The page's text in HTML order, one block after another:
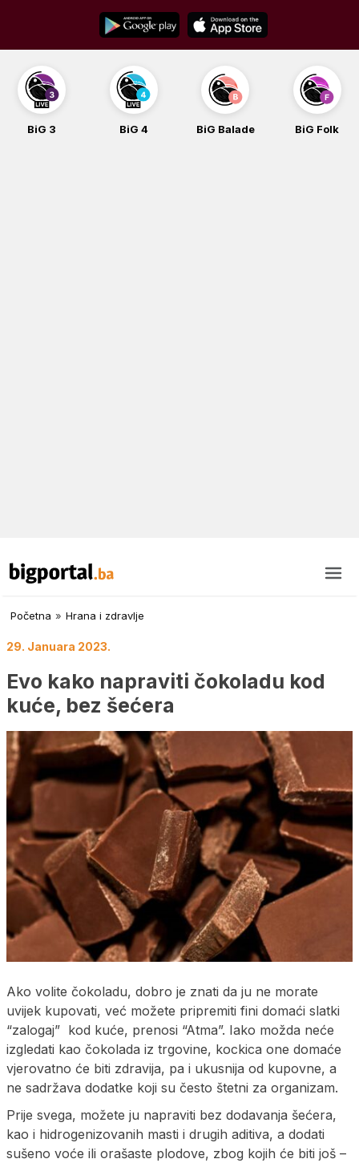
content
BiG 3 BiG 4 BiG Balade BiG Folk
Početna » Hrana i zdravlje
29. Januara 2023.
Evo kako napraviti čokoladu kod
kuće, bez šećera
Ako volite čokoladu, dobro je znati da ju ne morate
uvijek kupovati, već možete pripremiti fini domaći slatki
“zalogaj” kod kuće, prenosi “Atma”. Iako možda neće
izgledati kao čokolada iz trgovine, kockica one domaće
vjerovatno će biti zdravija, pa i ukusnija od kupovne, a
ne sadržava dodatke koji su često štetni za organizam.
Prije svega, možete ju napraviti bez dodavanja šećera,
kao i hidrogenizovanih masti i drugih aditiva, a dodati
sušeno voće ili orašaste plodove, zbog kojih će biti još –